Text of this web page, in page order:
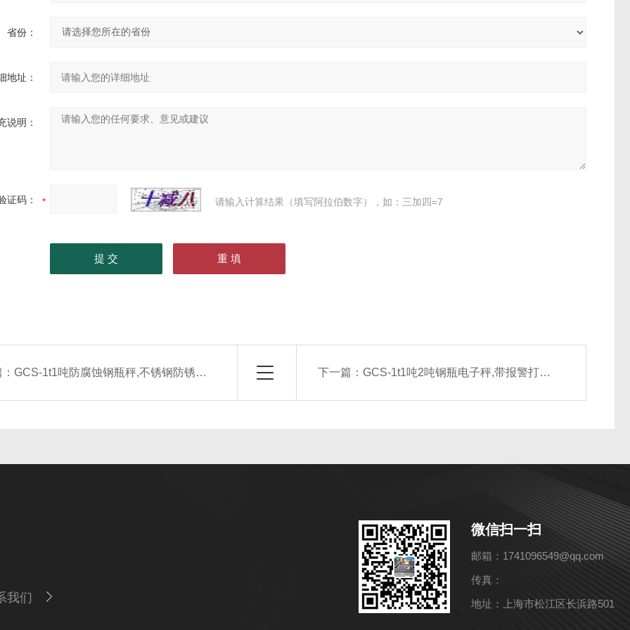
省份：
地址：
说明：
证码： 请输入计算结果（填写阿拉伯数字），如：三加四=7
：GCS-1t1吨防腐蚀钢瓶秤,不锈钢防锈钢瓶电子秤 下一篇： GCS-1t1吨2吨钢瓶电子秤,带报警打印充气钢瓶秤
我们
微信扫一扫
邮箱：1741096549@qq.com
传真：
地址：上海市松江区长浜路501